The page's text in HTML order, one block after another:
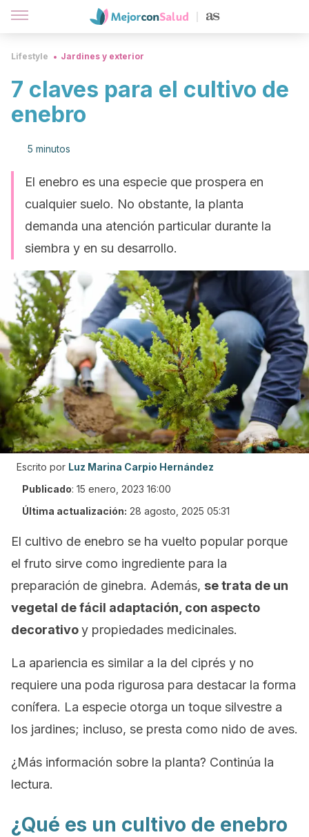
Lifestyle Jardines y exterior
7 claves para el cultivo de
enebro
5 minutos
El enebro es una especie que prospera en
cualquier suelo. No obstante, la planta
demanda una atención particular durante la
siembra y en su desarrollo.
Escrito por Luz Marina Carpio Hernández
Publicado: 15 enero, 2023 16:00
Última actualización: 28 agosto, 2025 05:31
El cultivo de enebro se ha vuelto popular porque
el fruto sirve como ingrediente para la
preparación de ginebra. Además, se trata de un
vegetal de fácil adaptación, con aspecto
decorativoy propiedades medicinales.
La apariencia es similar a la del ciprés y no
requiere una poda rigurosa para destacar la forma
conífera. La especie otorga un toque silvestre a
los jardines; incluso, se presta como nido de aves.
¿Más información sobre la planta? Continúa la
lectura.
¿Qué es un cultivo de enebro